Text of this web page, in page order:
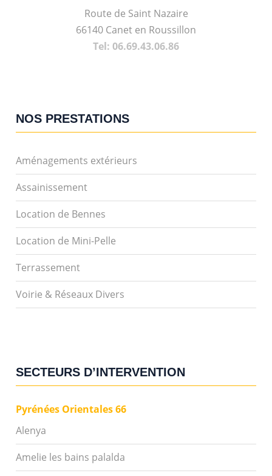
Route de Saint Nazaire
66140 Canet en Roussillon
Tel: 06.69.43.06.86
NOS PRESTATIONS
Aménagements extérieurs
Assainissement
Location de Bennes
Location de Mini-Pelle
Terrassement
Voirie & Réseaux Divers
SECTEURS D’INTERVENTION
Pyrénées Orientales 66
Alenya
Amelie les bains palalda